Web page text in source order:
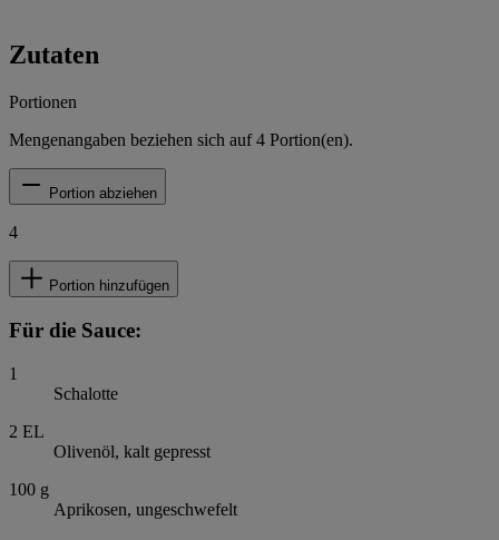
Zutaten
Portionen
Mengenangaben beziehen sich auf4 Portion(en).
Portion abziehen
4
Portion hinzufügen
Für die Sauce:
1
Schalotte
2 EL
Olivenöl, kalt gepresst
100 g
Aprikosen, ungeschwefelt